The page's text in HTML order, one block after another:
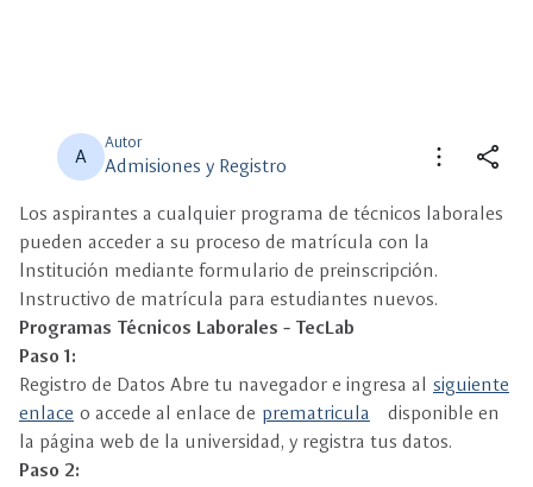
A
Autor
Admisiones y Registro more_vert share
Compartir close
Seleccione un filtro close
descriptionDescripción
Los aspirantes a cualquier programa de técnicos laborales
pueden acceder a su proceso de matrícula con la
lnstitución mediante formulario de preinscripción.
Instructivo de matrícula para estudiantes nuevos.
Programas Técnicos Laborales - TecLab
Paso 1:
Registro de Datos Abre tu navegador e ingresa al siguiente
enlace o accede al enlace de prematricula
disponible en
la página web de la universidad, y registra tus datos.
Paso 2: